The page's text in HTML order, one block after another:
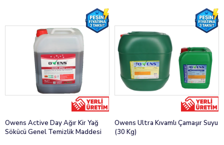
Owens Active Day Ağır Kir Yağ
Sökücü Genel Temizlik Maddesi
Owens Ultra Kıvamlı Çamaşır Suyu
(30 Kg)